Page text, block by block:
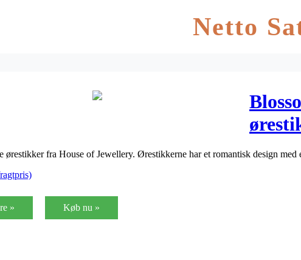
Netto
ørestikker fra House of Jewellery. Ørestikkerne har et romantisk design med
» Køb nu »